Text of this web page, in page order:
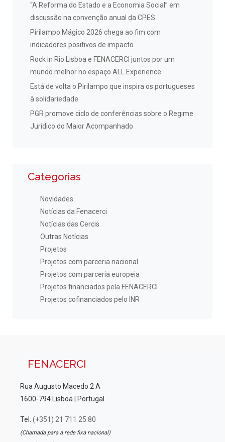
“A Reforma do Estado e a Economia Social” em
discussão na convenção anual da CPES
Pirilampo Mágico 2026 chega ao fim com
indicadores positivos de impacto
Rock in Rio Lisboa e FENACERCI juntos por um
mundo melhor no espaço ALL Experience
Está de volta o Pirilampo que inspira os portugueses
à solidariedade
PGR promove ciclo de conferências sobre o Regime
Jurídico do Maior Acompanhado
Categorias
Novidades
Notícias da Fenacerci
Notícias das Cercis
Outras Notícias
Projetos
Projetos com parceria nacional
Projetos com parceria europeia
Projetos financiados pela FENACERCI
Projetos cofinanciados pelo INR
FENACERCI
Rua Augusto Macedo 2 A
1600-794 Lisboa | Portugal
Tel. (+351) 21 711 25 80
(Chamada para a rede fixa nacional)